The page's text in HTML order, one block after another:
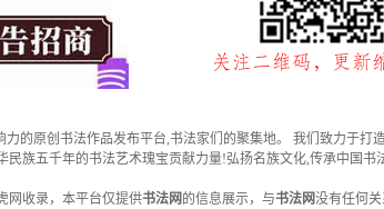
力的原创书法作品发布平台,书法家们的聚集地。 我们致力于
族五千年的书法艺术瑰宝贡献力量!弘扬名族文化,传承中国书
网收录，本平台仅提供书法网 的信息展示，与书法网没有任何